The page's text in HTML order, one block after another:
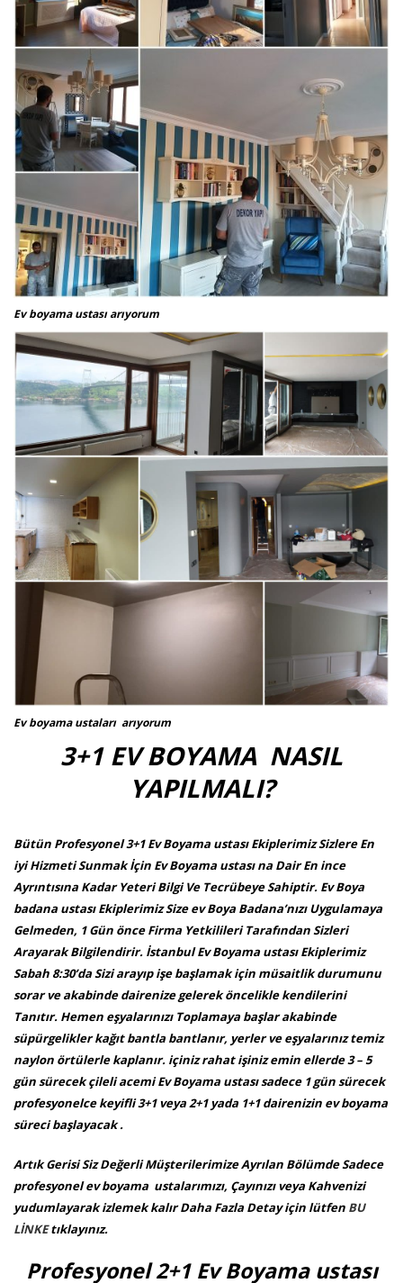
Ev boyama ustası arıyorum
Ev boyama ustaları arıyorum
3+1 EV BOYAMA NASIL
YAPILMALI?
Bütün Profesyonel 3+1 Ev Boyama ustası Ekiplerimiz Sizlere En
iyi Hizmeti Sunmak İçin Ev Boyama ustası na Dair En ince
Ayrıntısına Kadar Yeteri Bilgi Ve Tecrübeye Sahiptir. Ev Boya
badana ustası Ekiplerimiz Size ev Boya Badana’nızı Uygulamaya
Gelmeden, 1 Gün önce Firma Yetkilileri Tarafından Sizleri
Arayarak Bilgilendirir. İstanbul Ev Boyama ustası Ekiplerimiz
Sabah 8:30’da Sizi arayıp işe başlamak için müsaitlik durumunu
sorar ve akabinde dairenize gelerek öncelikle kendilerini
Tanıtır. Hemen eşyalarınızı Toplamaya başlar akabinde
süpürgelikler kağıt bantla bantlanır, yerler ve eşyalarınız temiz
naylon örtülerle kaplanır. içiniz rahat işiniz emin ellerde 3 – 5
gün sürecek çileli acemi Ev Boyama ustası sadece 1 gün sürecek
profesyonelce keyifli 3+1 veya 2+1 yada 1+1 dairenizin ev boyama
süreci başlayacak .
Artık Gerisi Siz Değerli Müşterilerimize Ayrılan Bölümde Sadece
profesyonel ev boyama ustalarımızı, Çayınızı veya Kahvenizi
yudumlayarak izlemek kalır Daha Fazla Detay için lütfen BU
LİNKEtıklayınız.
Profesyonel 2+1 Ev Boyama ustası